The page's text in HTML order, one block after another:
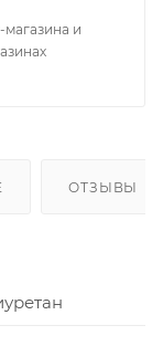
магазина и
ОТЗЫВЫ